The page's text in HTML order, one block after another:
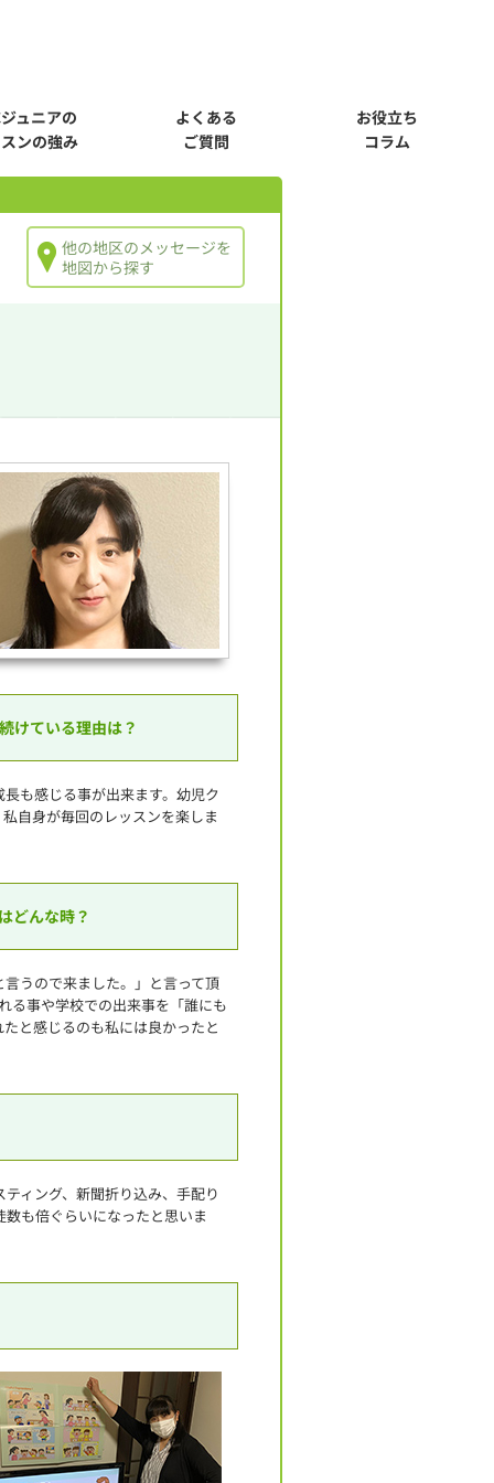
ュニアの
ンの強み
よくある
ご質問
お役立ち
コラム
他の地区のメッセージを
地図から探す
けている理由は？
も感じる事が出来ます。幼児ク
自身が毎回のレッスンを楽しま
どんな時？
うので来ました。」と言って頂
る事や学校での出来事を「誰にも
と感じるのも私には良かったと
ィング、新聞折り込み、手配り
も倍ぐらいになったと思いま